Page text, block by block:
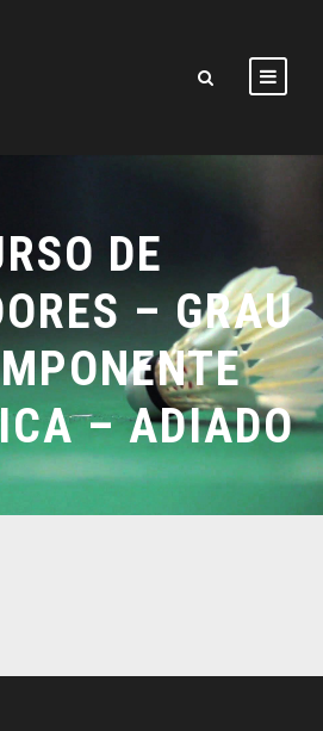
DE
– GRAU
– ADIADO